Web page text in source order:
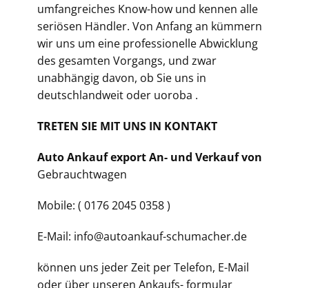
umfangreiches Know-how und kennen alle
seriösen Händler. Von Anfang an kümmern
wir uns um eine professionelle Abwicklung
des gesamten Vorgangs, und zwar
unabhängig davon, ob Sie uns in
deutschlandweit oder uoroba .
TRETEN SIE MIT UNS IN KONTAKT
Auto Ankauf export An- und Verkauf von
Gebrauchtwagen
Mobile: ( 0176 2045 0358 )
E-Mail: info@autoankauf-schumacher.de
können uns jeder Zeit per Telefon, E-Mail
oder über unseren Ankaufs- formular